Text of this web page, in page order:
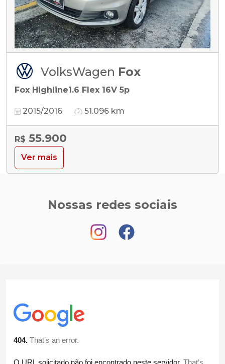
VolksWagen Fox
Fox Highline1.6 Flex 16V 5p
2015/2016 51.096 km
R$ 55.900
Ver mais
Nossas redes sociais